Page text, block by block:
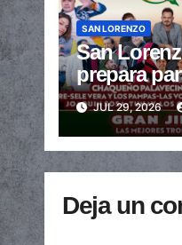
SAN LORENZO
San
prepara
sus fiestas
con un
Doma y
JUL 29, 2026
Deja un